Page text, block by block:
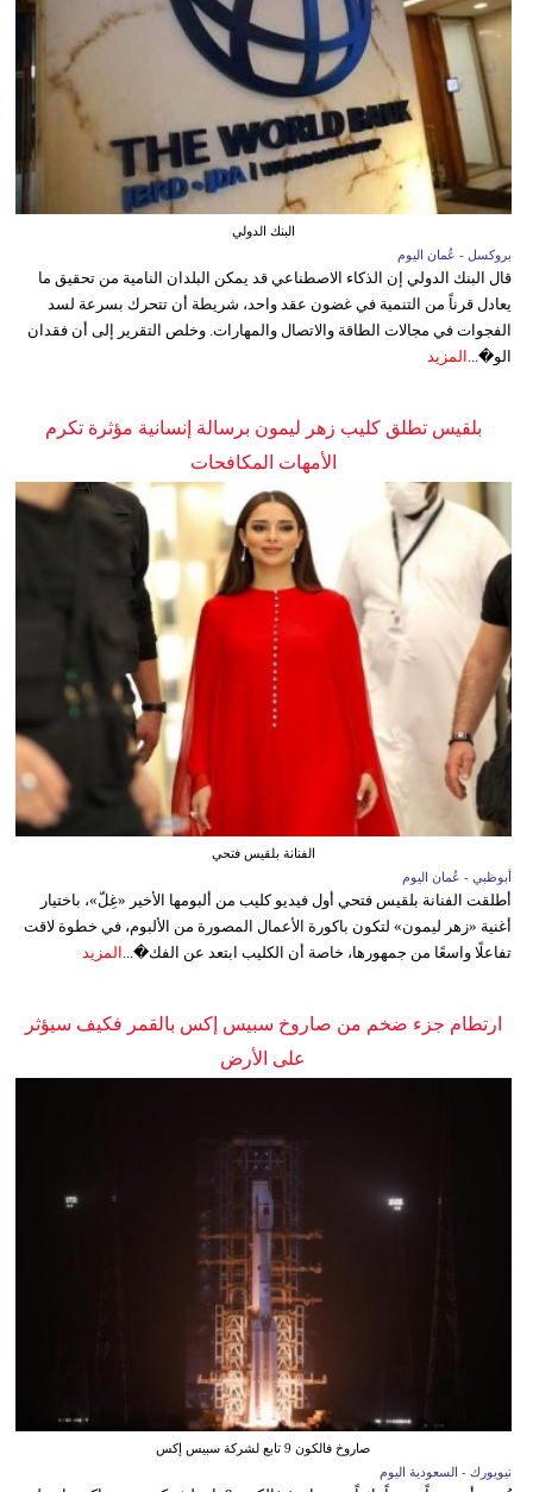
البنك الدولي
بروكسل - عُمان اليوم
قال البنك الدولي إن الذكاء الاصطناعي قد يمكن البلدان النامية من تحقيق ما
يعادل قرناً من التنمية في غضون عقد واحد، شريطة أن تتحرك بسرعة لسد
الفجوات في مجالات الطاقة والاتصال والمهارات. وخلص التقرير إلى أن فقدان
الو�...
المزيد
بلقيس تطلق كليب زهر ليمون برسالة إنسانية مؤثرة تكرم
الأمهات المكافحات
الفنانة بلقيس فتحي
أبوظبي - عُمان اليوم
أطلقت الفنانة بلقيس فتحي أول فيديو كليب من ألبومها الأخير «غِلّ»، باختيار
أغنية «زهر ليمون» لتكون باكورة الأعمال المصورة من الألبوم، في خطوة لاقت
تفاعلًا واسعًا من جمهورها، خاصة أن الكليب ابتعد عن الفك�... المزيد
ارتطام جزء ضخم من صاروخ سبيس إكس بالقمر فكيف سيؤثر
على الأرض
صاروخ فالكون 9 تابع لشركة سبيس إكس
نيويورك - السعودية اليوم